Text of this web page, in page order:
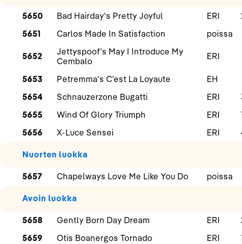
5650 Bad Hairday's Pretty Joyful ERI
5651
Carlos Made In Satisfaction poissa
5652
Jettyspoof's May I Introduce My
Cembalo
ERI
5653 Petremma's C'est La Loyaute
EH
5654
Schnauzerzone Bugatti ERI
5655
Wind Of Glory Triumph ERI
5656
X-Luce Sensei ERI
Nuorten luokka
5657 Chapelways Love Me Like You Do poissa
Avoin luokka
5658 Gently Born Day Dream ERI
5659
Otis Boanergos Tornado ERI